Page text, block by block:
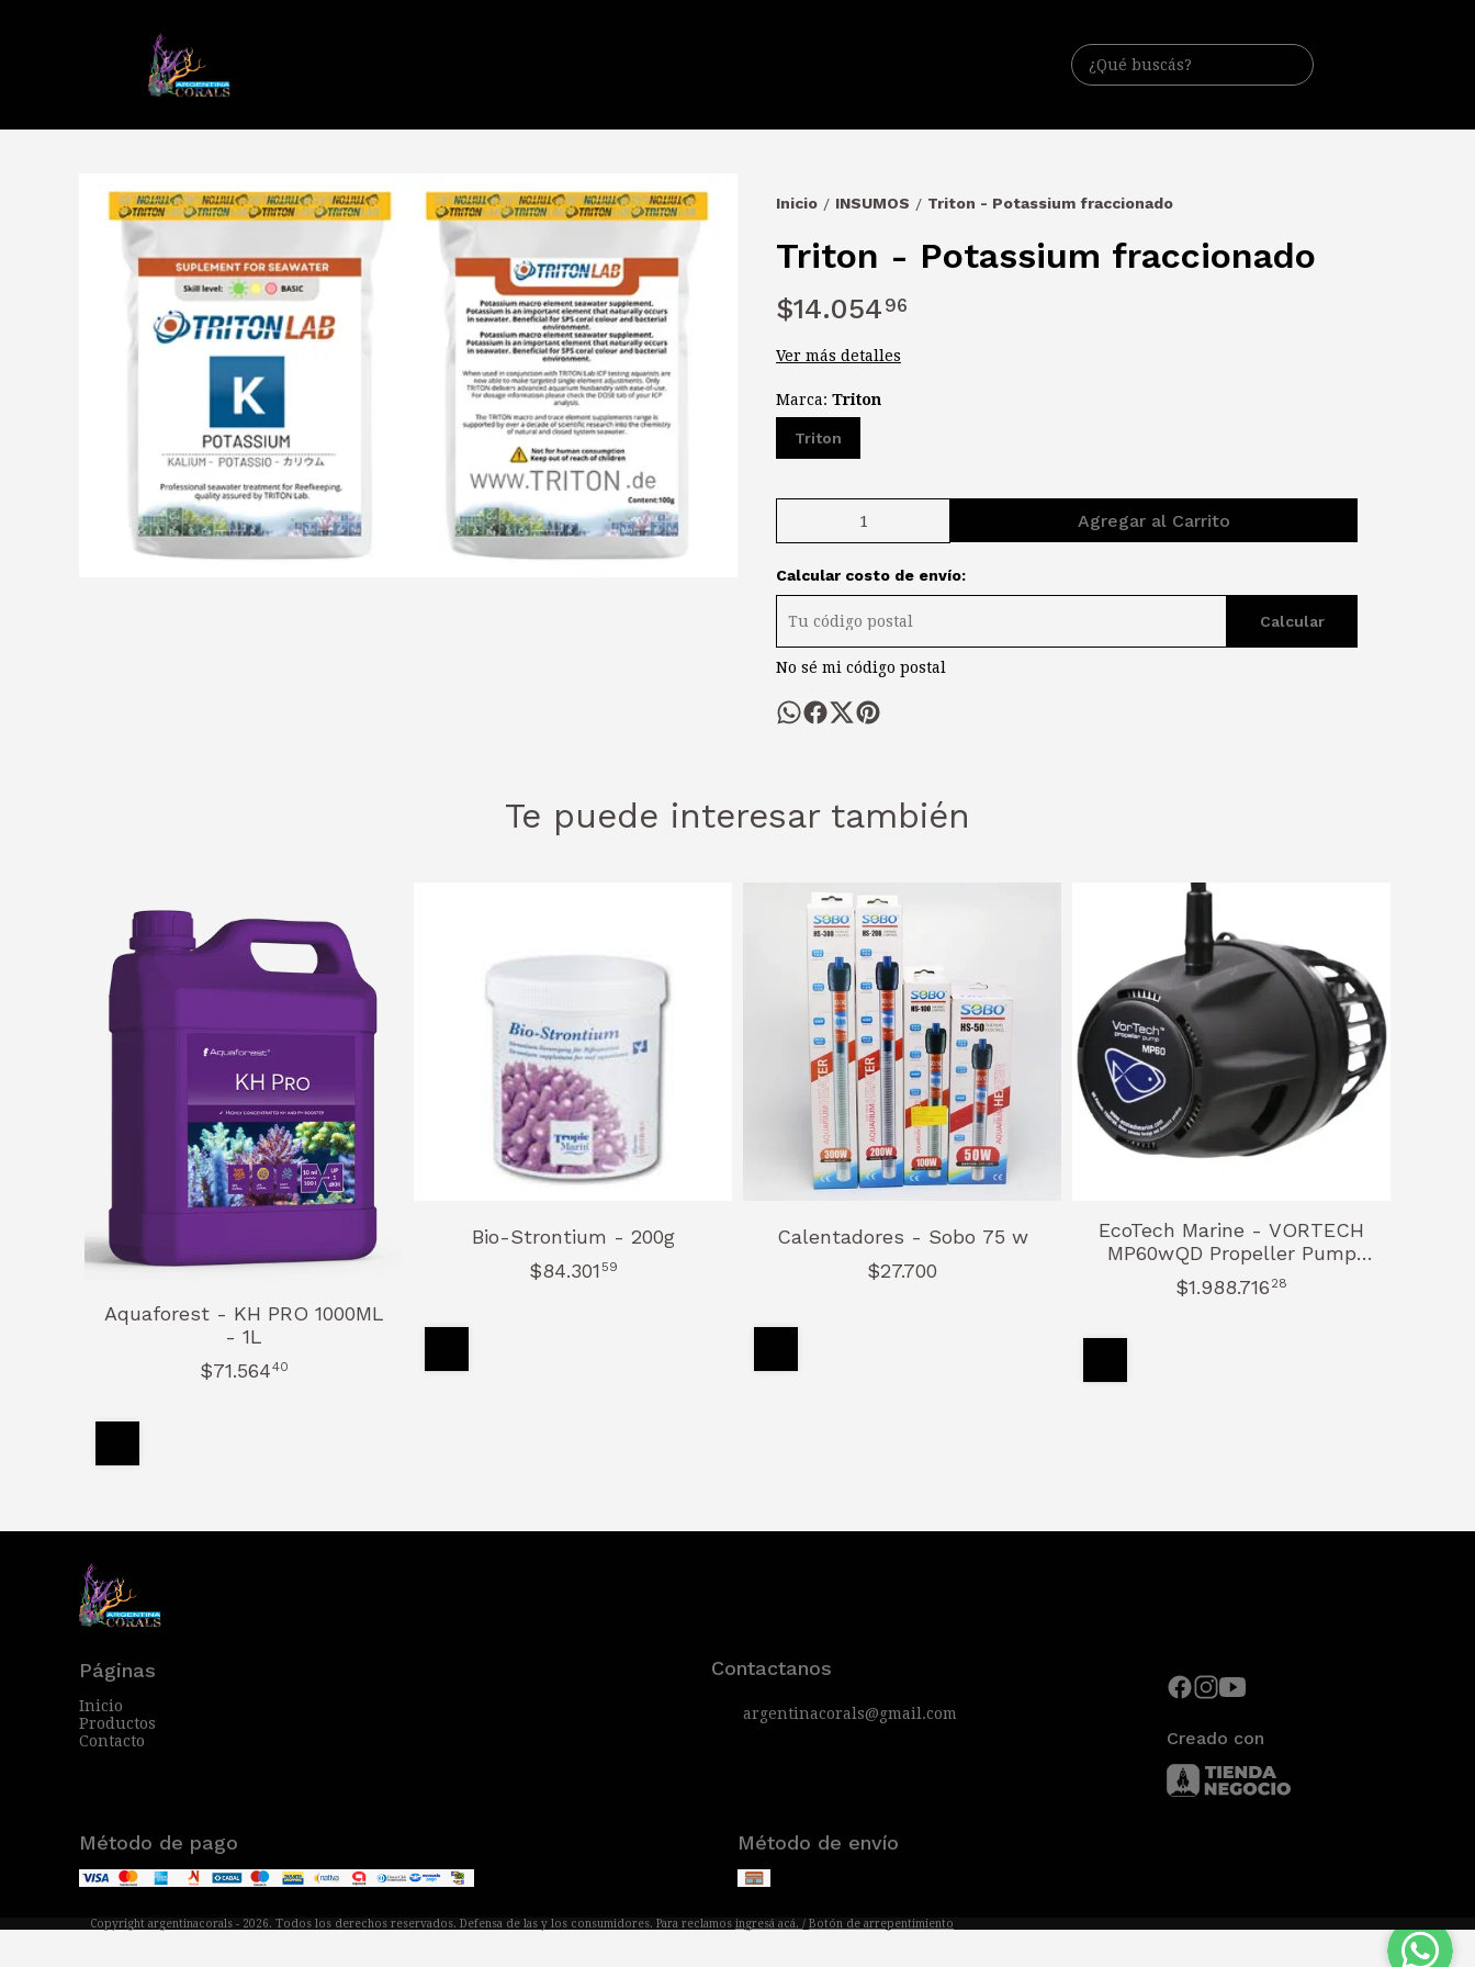
Inicio / INSUMOS / Triton - Potassium fraccionado
Triton - Potassium fraccionado
$14.054 96
Ver más detalles
Marca: Triton
Triton
Agregar al Carrito
Calcular costo de envío:
Calcular
No sé mi código postal
Te puede interesar también
Aquaforest - KH PRO 1000ML
- 1L
$71.56440
Bio-Strontium - 200g
$84.301 59
Calentadores - Sobo 75 w
$27.700
EcoTech Marine - VORTECH
MP60wQD Propeller Pump
(Mobius)
$1.988.716 28
Páginas
Inicio
Productos
Contacto
Contactanos
argentinacorals@gmail.com
Creado con
Método de pago Método de envío
Copyright argentinacorals - 2026. Todos los derechos reservados. Defensa de las y los consumidores. Para reclamos ingresá acá. / Botón de arrepentimiento